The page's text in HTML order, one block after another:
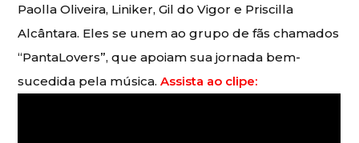
Paolla Oliveira, Liniker, Gil do Vigor e Priscilla
Alcântara. Eles se unem ao grupo de fãs chamados
“PantaLovers”, que apoiam sua jornada bem-
sucedida pela música.Assista ao clipe: